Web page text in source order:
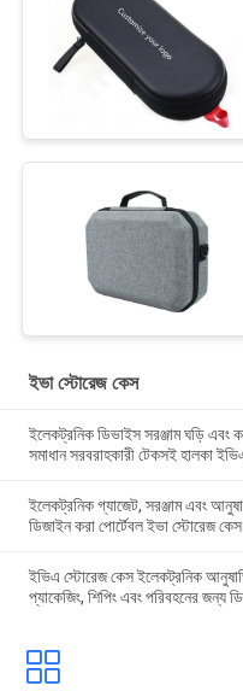
ইভা স্টোরেজ কেস
ইলেকট্রনিক ডিভাইস সরঞ্জাম ঘড়ি
সমাধান সরবরাহকারী টেকসই হালকা
ইলেকট্রনিক গ্যাজেট, সরঞ্জাম এবং
ডিজাইন করা পোর্টেবল ইভা স্টোরেজ কেস
ইভিএ স্টোরেজ কেস ইলেকট্রনিক
প্যাকেজিং, শিপিং এবং পরিবহনের জন্য